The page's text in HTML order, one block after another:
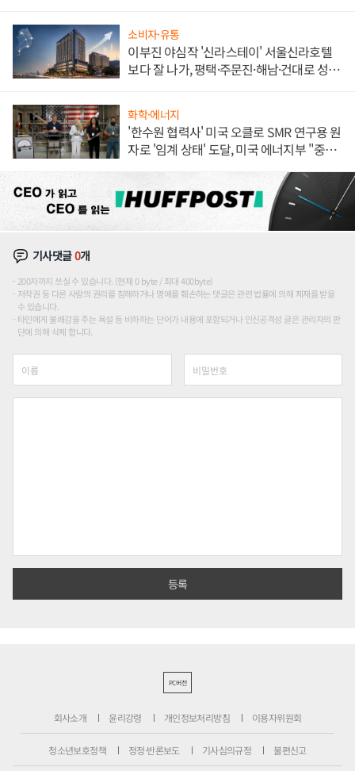
소비자·유통
이부진 야심작 '신라스테이' 서울신라호텔
보다 잘 나가, 평택·주문진·해남·건대로 성
화학·에너지
'한수원 협력사' 미국 오클로 SMR 연구용 원
자로 '임계 상태' 도달, 미국 에너지부 "중요
기사댓글0개
200자까지 쓰실 수 있습니다. (현재 0 byte / 최대 400byte)
저작권 등 다른 사람의 권리를 침해하거나 명예를 훼손하는 댓글은 관련 법률에 의해 제재를 받을
수 있습니다.
타인에게 불쾌감을 주는 욕설 등 비하하는 단어가 내용에 포함되거나 인신공격성 글은 관리자의 판
단에 의해 삭제 합니다.
PC버전
회사소개 윤리강령 개인정보처리방침 이용자위원회
청소년보호정책 정정·반론보도 기사심의규정 불편신고